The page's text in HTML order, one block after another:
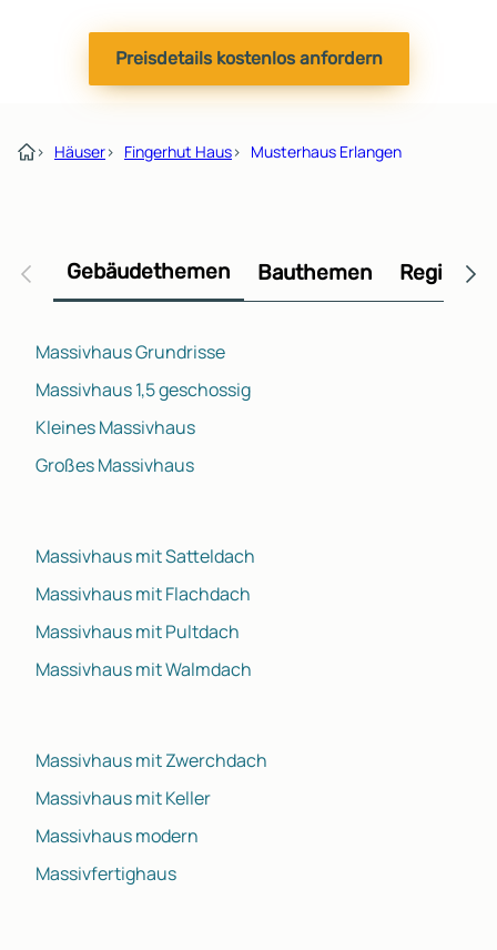
Preisdetails kostenlos anfordern
› Häuser› Fingerhut Haus› Musterhaus Erlangen
Gebäudethemen Bauthemen
Massivhaus Grundrisse
Massivhaus 1,5 geschossig
Kleines Massivhaus
Großes Massivhaus
Massivhaus mit Satteldach
Massivhaus mit Flachdach
Massivhaus mit Pultdach
Massivhaus mit Walmdach
Massivhaus mit Zwerchdach
Massivhaus mit Keller
Massivhaus modern
Massivfertighaus